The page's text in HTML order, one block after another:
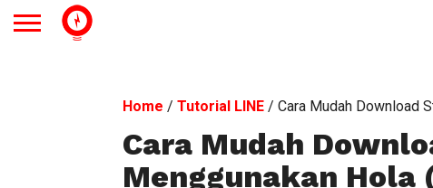
Home / Tutorial LINE/ Cara Mudah Download
Cara Mudah
Menggunakan Hola